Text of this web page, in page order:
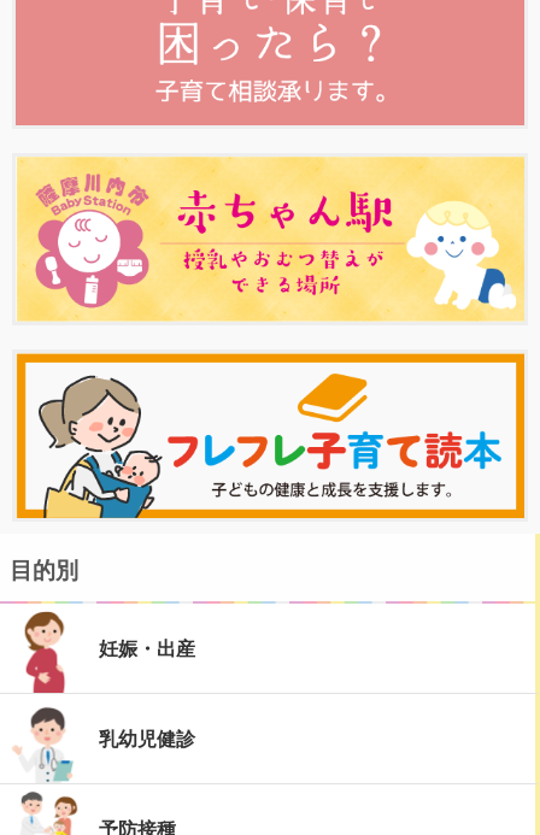
目的別
妊娠・出産
乳幼児健診
予防接種